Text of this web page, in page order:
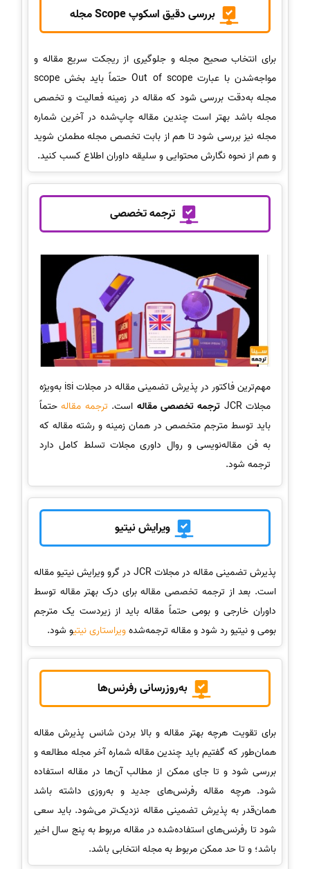
بررسی دقیق اسکوپ Scope مجله
برای انتخاب صحیح مجله و جلوگیری از ریجکت سریع مقاله و
مواجه‌شدن با عبارت Out of scope حتماً باید بخش scope
مجله به‌دقت بررسی شود که مقاله در زمینه فعالیت و تخصص
مجله باشد بهتر است چندین مقاله چاپ‌شده در آخرین شماره
مجله نیز بررسی شود تا هم از بابت تخصص مجله مطمئن شوید
و هم از نحوه نگارش محتوایی و سلیقه داوران اطلاع کسب کنید.
ترجمه تخصصی
مهم‌ترین فاکتور در پذیرش تضمینی مقاله در مجلات isi به‌ویژه
مجلات JCR
ترجمه تخصصی مقاله است. ترجمه مقالهحتماً
باید توسط مترجم متخصص در همان زمینه و رشته مقاله که
به فن مقاله‌نویسی و روال داوری مجلات تسلط کامل دارد
ترجمه شود.
ویرایش نیتیو
پذیرش تضمینی مقاله در مجلات JCR در گرو ویرایش نیتیو مقاله
است. بعد از ترجمه تخصصی مقاله برای درک بهتر مقاله توسط
داوران خارجی و بومی حتماً مقاله باید از زیردست یک مترجم
بومی و نیتیو رد شود و مقاله ترجمه‌شدهویراستاری نیتیو شود.
به‌روزرسانی رفرنس‌ها
برای تقویت هرچه بهتر مقاله و بالا بردن شانس پذیرش مقاله
همان‌طور که گفتیم باید چندین مقاله شماره آخر مجله مطالعه و
بررسی شود و تا جای ممکن از مطالب آن‌ها در مقاله استفاده
شود. هرچه مقاله رفرنس‌های جدید و به‌روزی داشته باشد
همان‌قدر به پذیرش تضمینی مقاله نزدیک‌تر می‌شود. باید سعی
شود تا رفرنس‌های استفاده‌شده در مقاله مربوط به پنج سال اخیر
باشد؛ و تا حد ممکن مربوط به مجله انتخابی باشد.